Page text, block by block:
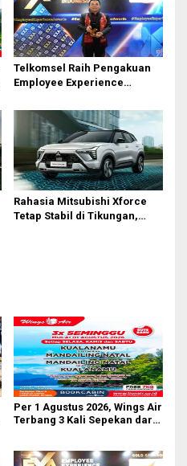
Telkomsel Raih Pengakuan
Employee Experience
Asia
Rahasia Mitsubishi Xforce
Tetap Stabil di Tikungan,
Per 1 Agustus 2026, Wings Air
Terbang 3 Kali Sepekan dari